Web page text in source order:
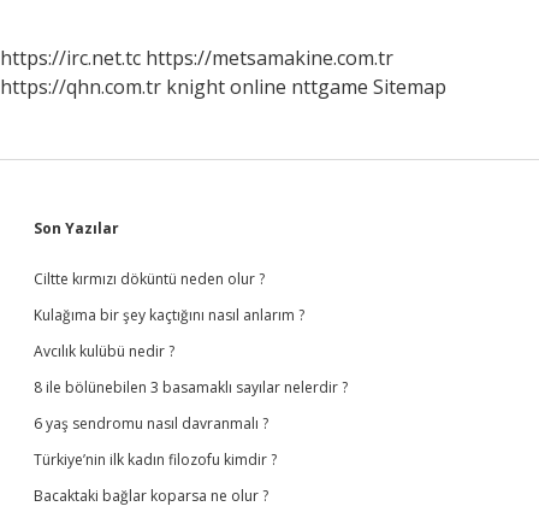
https://irc.net.tc https://metsamakine.com.tr
https://qhn.com.tr knight online nttgame Sitemap
Sidebar
Son Yazılar
Ciltte kırmızı döküntü neden olur ?
Kulağıma bir şey kaçtığını nasıl anlarım ?
Avcılık kulübü nedir ?
8 ile bölünebilen 3 basamaklı sayılar nelerdir ?
6 yaş sendromu nasıl davranmalı ?
Türkiye’nin ilk kadın filozofu kimdir ?
Bacaktaki bağlar koparsa ne olur ?